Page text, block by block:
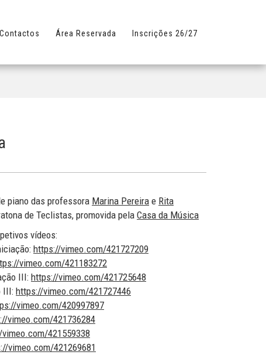
Contactos Área Reservada Inscrições 26/27
piano das professora Marina Pereira e Rita
de Teclistas, promovida pela Casa da Música
vídeos:
https://vimeo.com/421727209
vimeo.com/421183272
III: https://vimeo.com/421725648
III: https://vimeo.com/421727446
vimeo.com/420997897
vimeo.com/421736284
421559338
vimeo.com/421269681